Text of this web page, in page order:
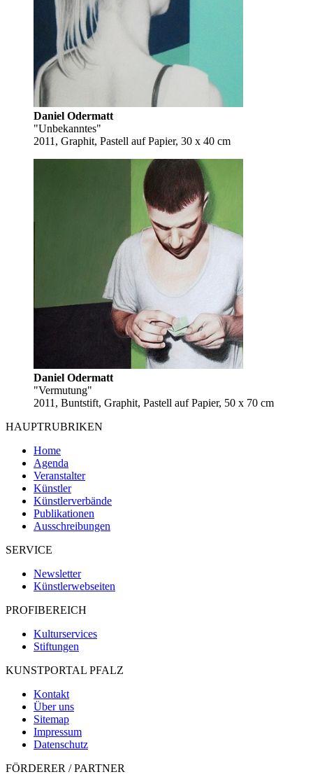
Daniel Odermatt
"Unbekanntes"
2011, Graphit, Pastell auf Papier, 30 x 40 cm
Daniel Odermatt
"Vermutung"
2011, Buntstift, Graphit, Pastell auf Papier, 50 x 70 cm
HAUPTRUBRIKEN
Home
Agenda
Veranstalter
Künstler
Künstlerverbände
Publikationen
Ausschreibungen
SERVICE
Newsletter
Künstlerwebseiten
PROFIBEREICH
Kulturservices
Stiftungen
KUNSTPORTAL PFALZ
Kontakt
Über uns
Sitemap
Impressum
Datenschutz
FÖRDERER / PARTNER